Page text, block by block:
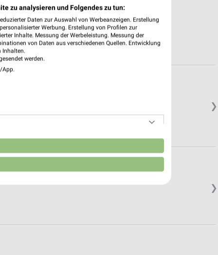
❯
❯
zu analysieren und Folgendes zu tun:
Daten zur Auswahl von Werbeanzeigen. Erstellung
Werbung. Erstellung von Profilen zur
Inhalte. Messung der Werbeleistung. Messung der
von Daten aus verschiedenen Quellen. Entwicklung
Inhalten.
werden.
App.